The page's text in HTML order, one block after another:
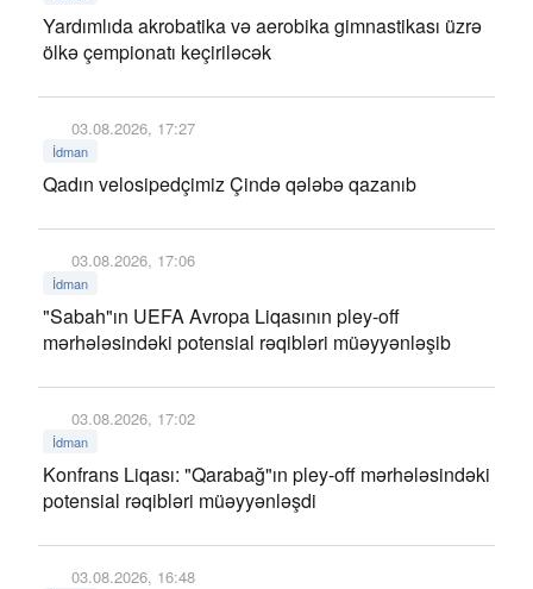
Yardımlıda akrobatika və aerobika gimnastikası üzrə
ölkə çempionatı keçiriləcək
03.08.2026, 17:27
İdman
Qadın velosipedçimiz Çində qələbə qazanıb
03.08.2026, 17:06
İdman
"Sabah"ın UEFA Avropa Liqasının pley-off
mərhələsindəki potensial rəqibləri müəyyənləşib
03.08.2026, 17:02
İdman
Konfrans Liqası: "Qarabağ"ın pley-off mərhələsindəki
potensial rəqibləri müəyyənləşdi
03.08.2026, 16:48